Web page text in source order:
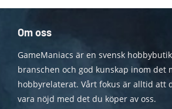
Om oss
GameManiacs är en svensk
branschen och god kunskap inom det
hobbyrelaterat. Vårt fokus är alltid att
vara nöjd med det du köper av oss.